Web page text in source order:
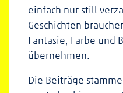
einfach nur still
Geschichten
Fantasie, Farbe und
übernehmen.
Die Beiträge